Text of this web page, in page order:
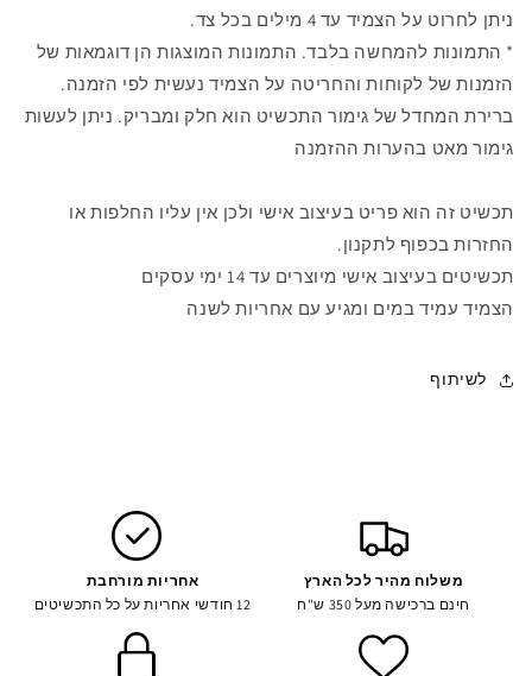
ניתן לחרוט על הצמיד עד 4 מילים בכל צד.
* התמונות להמחשה בלבד. התמונות המוצגות הן דוגמאות של
הזמנות של לקוחות והחריטה על הצמיד נעשית לפי הזמנה.
ברירת המחדל של גימור התכשיט הוא חלק ומבריק. ניתן לעשות
גימור מאט בהערות ההזמנה
תכשיט זה הוא פריט בעיצוב אישי ולכן אין עליו החלפות או
החזרות בכפוף לתקנון.
תכשיטים בעיצוב אישי מיוצרים עד 14 ימי עסקים
הצמיד עמיד במים ומגיע עם אחריות לשנה
לשיתוף
משלוח מהיר לכל הארץ
חינם ברכישה מעל 350 ש"ח
אחריות מורחבת
12 חודשי אחריות על כל התכשיטים